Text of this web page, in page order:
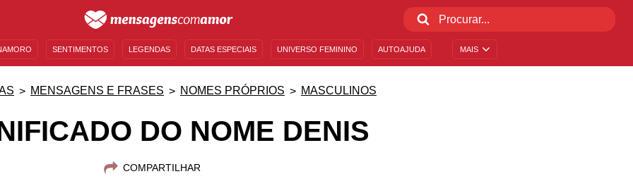
MAIS
SENTIMENTOS LEGENDAS DATAS ESPECIAIS UNIVERSO FEMININO AUTOAJUDA
MENSAGENS E FRASES NOMES PRÓPRIOS MASCULINOS
DO NOME DENIS
COMPARTILHAR